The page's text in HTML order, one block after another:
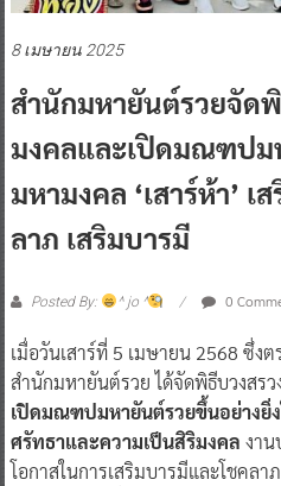
8 เมษายน 2025
สำนักมหายันต์รวยจัด
มงคลและเปิดมณฑปม
มหามงคล ‘เสาร์ห้า’ เ
ลาภ เสริมบารมี
Posted By: ^ jo ^ 0
เมื่อวันเสาร์ที่ 5 เมษายน 2568 ซึ่ง
สำนักมหายันต์รวย ได้จัดพิธีบวงสร
เปิดมณฑปมหายันต์รวยขึ้นอย่างยิ่
ศรัทธาและความเป็นสิริมงคล งา
โอกาสในการเสริมบารมีและโชคล